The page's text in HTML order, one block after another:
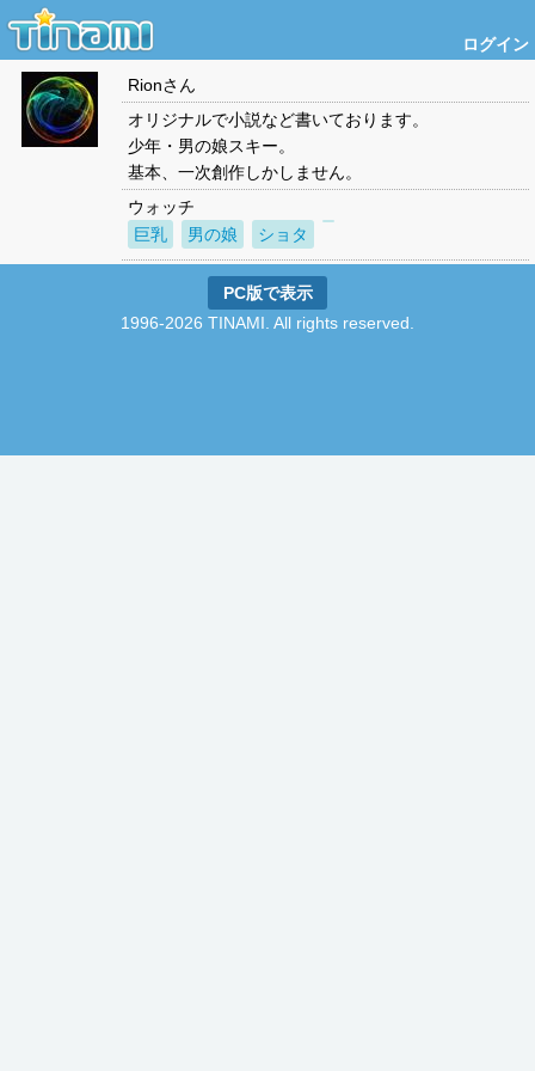
ログイン
Rionさん
オリジナルで小説など書いております。
少年・男の娘スキー。
基本、一次創作しかしません。
ウォッチ
巨乳
男の娘 ショタ
PC版で表示
1996-2026 TINAMI. All rights reserved.